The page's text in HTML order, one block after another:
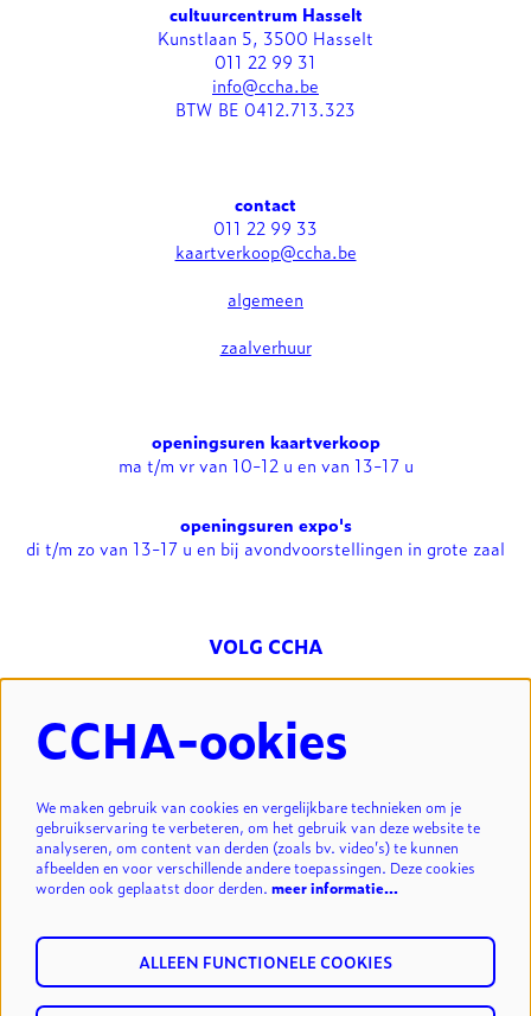
cultuurcentrum Hasselt
Kunstlaan 5, 3500 Hasselt
011 22 99 31
info@ccha.be
BTW BE 0412.713.323
contact
011 22 99 33
kaartverkoop@ccha.be
algemeen
zaalverhuur
openingsuren kaartverkoop
ma t/m vr van 10-12 u en van 13-17 u
openingsuren expo's
di t/m zo van 13-17 u en bij avondvoorstellingen in grote zaal
VOLG CCHA
INSCHRIJVEN
CCHA-ookies
We maken gebruik van cookies en vergelijkbare technieken om je
gebruikservaring te verbeteren, om het gebruik van deze website te
analyseren, om content van derden (zoals bv. video’s) te kunnen
afbeelden en voor verschillende andere toepassingen. Deze cookies
worden ook geplaatst door derden. meer informatie…
ALLEEN FUNCTIONELE COOKIES